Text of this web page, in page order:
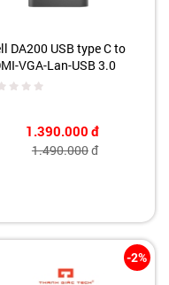
DA200 USB type C to
VGA-Lan-USB 3.0
1.390.000 đ
1.490.000đ
-2%